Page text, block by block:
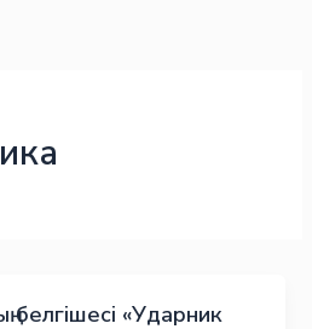
«Ударник